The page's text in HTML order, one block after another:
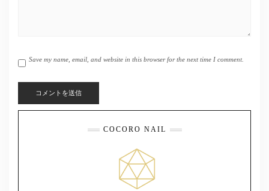
Save my name, email, and website in this browser for the next time I comment.
COCORO NAIL